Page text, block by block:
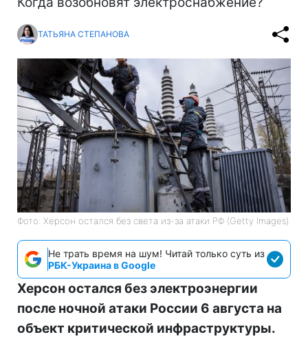
ТАТЬЯНА СТЕПАНОВА
Фото: Херсон остался без света из-за атаки РФ (Getty Images)
Не трать время на шум! Читай только суть из
РБК-Украина в Google
Херсон остался без электроэнергии
после ночной атаки России 6 августа на
объект критической инфраструктуры.